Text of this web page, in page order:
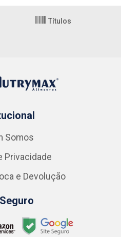
Títulos
Somos
Privacidade
e Devolução